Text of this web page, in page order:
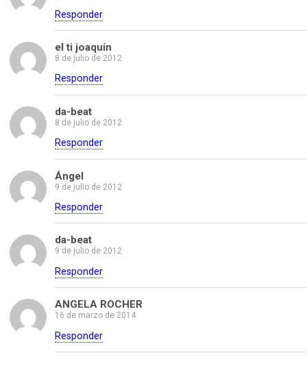
Responder
el ti joaquín
8 de julio de 2012
Responder
da-beat
8 de julio de 2012
Responder
Ángel
9 de julio de 2012
Responder
da-beat
9 de julio de 2012
Responder
ANGELA ROCHER
16 de marzo de 2014
Responder